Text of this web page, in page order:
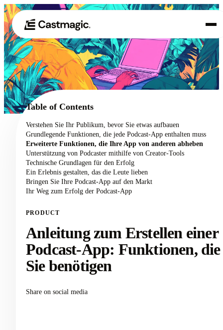
01 Produkt
02 Anwendungsfälle
Preisgestaltung
Über uns
Table of Contents
Verstehen Sie Ihr Publikum, bevor Sie etwas aufbauen
Grundlegende Funktionen, die jede Podcast-App enthalten muss
Erweiterte Funktionen, die Ihre App von anderen abheben
Unterstützung von Podcaster mithilfe von Creator-Tools
Technische Grundlagen für den Erfolg
Ein Erlebnis gestalten, das die Leute lieben
Bringen Sie Ihre Podcast-App auf den Markt
Ihr Weg zum Erfolg der Podcast-App
PRODUCT
Anleitung zum Erstellen einer
Podcast-App: Funktionen, die
Sie benötigen
Share on social media